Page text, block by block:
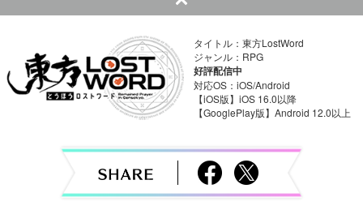
n
v
タイトル：東方LostWord
ジャンル：RPG
好評配信中
対応OS：iOS/Android
【iOS版】iOS 16.0以降
【GooglePlay版】Android 12.0以上